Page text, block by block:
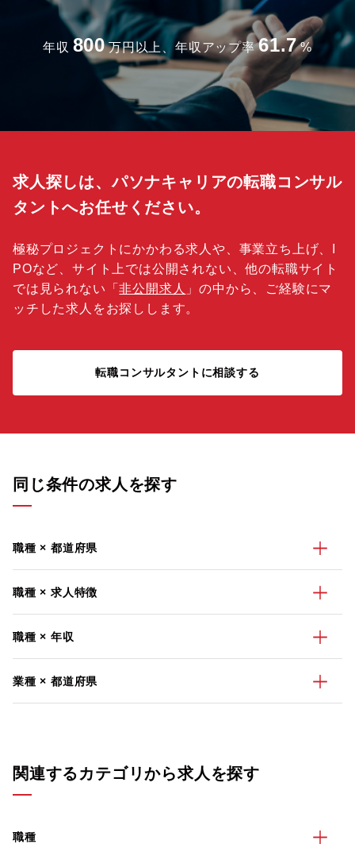
年収 800 万円以上、年収アップ率 61.7 %
求人探しは、パソナキャリアの転職コンサル
タントへお任せください。
極秘プロジェクトにかかわる求人や、事業立ち上げ、I
POなど、サイト上では公開されない、他の転職サイト
では見られない「非公開求人 」の中から、ご経験にマ
ッチした求人をお探しします。
転職コンサルタントに相談する
同じ条件の求人を探す
職種 × 都道府県
職種 × 求人特徴
職種 × 年収
業種 × 都道府県
関連するカテゴリから求人を探す
職種